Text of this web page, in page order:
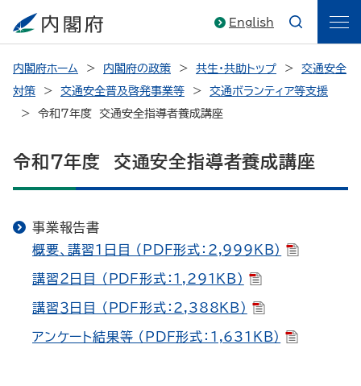
English
内閣府ホーム 内閣府の政策 共生・共助トップ
交通安全
対策
交通安全普及啓発事業等
交通ボランティア等支援
令和７年度 交通安全指導者養成講座
令和７年度 交通安全指導者養成講座
事業報告書
概要、講習１日目 （PDF形式：2,999KB）
講習２日目 （PDF形式：1,291KB）
講習３日目 （PDF形式：2,388KB）
アンケート結果等 （PDF形式：1,631KB）